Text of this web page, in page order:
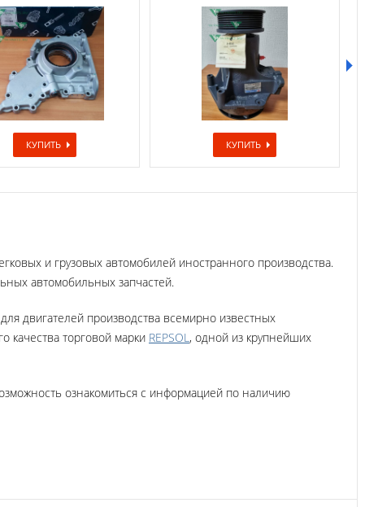
КУПИТЬ КУПИТЬ
и грузовых автомобилей иностранного производства.
автомобильных запчастей.
двигателей производства всемирно известных
качества торговой марки REPSOL , одной из крупнейших
ознакомиться с информацией по наличию